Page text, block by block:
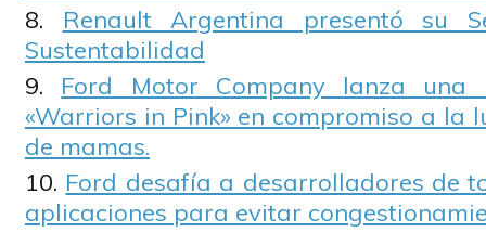
Renault Argentina presentó su
Sustentabilidad
Ford Motor Company lanza una
«Warriors in Pink» en compromiso a la
de mamas.
Ford desafía a desarrolladores de
aplicaciones para evitar